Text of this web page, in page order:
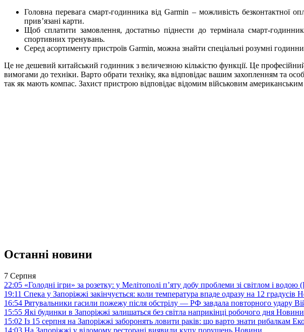
Головна перевага смарт-годинника від Garmin – можливість безконтактної
прив’язані карти.
Щоб сплатити замовлення, достатньо піднести до термінала смарт-
спортивних тренувань.
Серед асортименту пристроїв Garmin, можна знайти спеціальні розумні
Це не дешевий китайський годинник з величезною кількістю функції. Це
вимогами до техніки. Варто обрати техніку, яка відповідає вашим захопленням та
так як мають компас. Захист пристрою відповідає відомим військовим
Останні новини
7 Серпня
22:05 «Голодні ігри» за розетку: у Мелітополі п’яту добу проблеми зі світлом і
19:11 Спека у Запоріжжі закінчується: коли температура впаде одразу на 12 градусів
16:54 Рятувальники гасили пожежу після обстрілу — РФ завдала повторного удару
15:55 Які будинки в Запоріжжі залишаться без світла наприкінці робочого дня Новини
15:02 Із 15 серпня на Запоріжжі заборонять ловити раків: що варто знати рибалкам